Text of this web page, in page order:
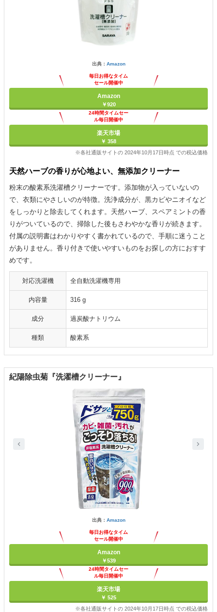
出典： Amazon
毎日お得なタイム
セール開催中
Amazon
￥920
24時間タイムセー
ル毎日開催中
楽天市場
￥ 358
※各社通販サイトの 2024年10月17日時点 での税込価格
天然ハーブの香りが心地よい、無添加クリーナー
粉末の酸素系洗濯槽クリーナーです。添加物が入っていないの
で、衣類にやさしいのが特徴。洗浄成分が、黒カビやニオイなど
をしっかりと除去してくれます。天然ハーブ、スペアミントの香
りがついているので、掃除した後もさわやかな香りが続きます。
付属の説明書はわかりやすく書かれているので、手順に迷うこと
がありません。香り付きで使いやすいものをお探しの方におすす
めです。
対応洗濯機 全自動洗濯機専用
内容量 316 g
成分 過炭酸ナトリウム
種類 酸素系
紀陽除虫菊『洗濯槽クリーナー』
出典： Amazon
毎日お得なタイム
セール開催中
Amazon
￥539
24時間タイムセー
ル毎日開催中
楽天市場
￥ 525
※各社通販サイトの 2024年10月17日時点 での税込価格